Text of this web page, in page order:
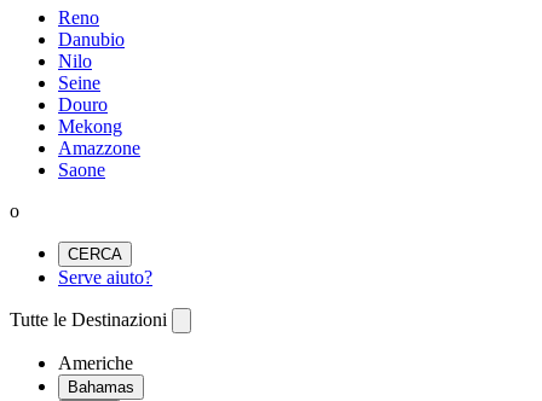
Reno
Danubio
Nilo
Seine
Douro
Mekong
Amazzone
Saone
o
CERCA
Serve aiuto?
Tutte le Destinazioni
Americhe
Bahamas